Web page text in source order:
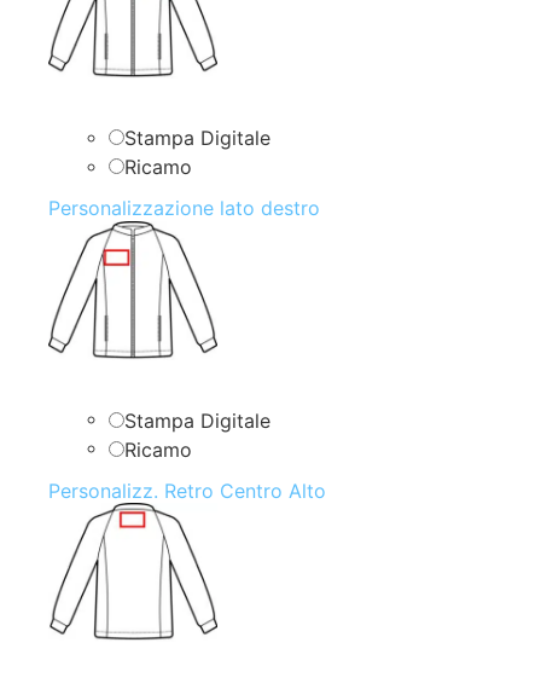
Stampa Digitale
Ricamo
Personalizzazione lato destro
Stampa Digitale
Ricamo
Personalizz. Retro Centro Alto